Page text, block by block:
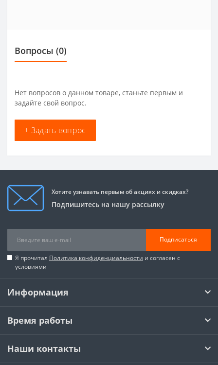
Вопросы (0)
Нет вопросов о данном товаре, станьте первым и
задайте свой вопрос.
+ Задать вопрос
Хотите узнавать первым об акциях и скидках?
Подпишитесь на нашу рассылку
Подписаться
Я прочитал Политика конфиденциальности и согласен с
условиями
Информация
Время работы
Наши контакты